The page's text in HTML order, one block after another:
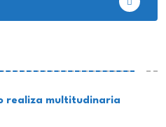
realiza multitudinaria